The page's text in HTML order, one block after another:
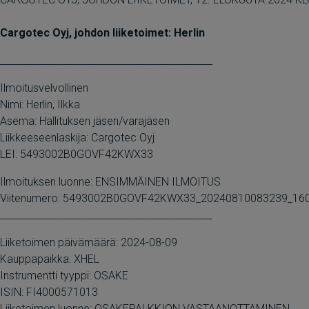
Cargotec Oyj, johdon liiketoimet: Herlin
Ilmoitusvelvollinen
Nimi: Herlin, Ilkka
Asema: Hallituksen jäsen/varajäsen
Liikkeeseenlaskija: Cargotec Oyj
LEI: 5493002B0GOVF42KWX33
Ilmoituksen luonne: ENSIMMÄINEN ILMOITUS
Viitenumero:
Liiketoimen päivämäärä: 2024-08-09
Kauppapaikka: XHEL
Instrumentti tyyppi: OSAKE
ISIN: FI4000571013